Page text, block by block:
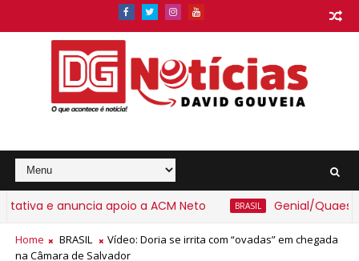
e anuncia apoio a ACM Neto Genial/Quaest:
Home BRASIL
Vídeo: Doria se irrita com “ovadas” em chegada
na Câmara de Salvador